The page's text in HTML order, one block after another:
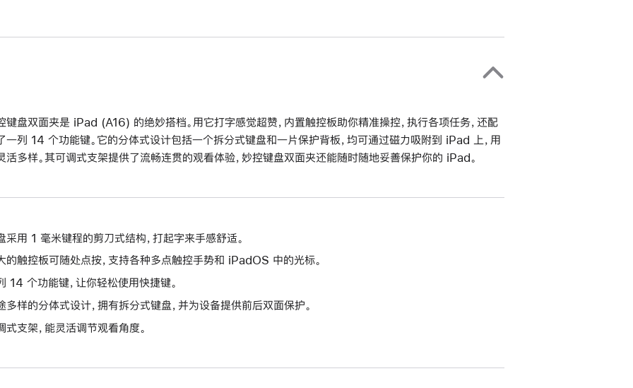
键盘双面夹是 iPad (A16) 的绝妙搭档。用它打字感觉超赞，内置触控板助你精准操控，执行各项任务，还配
一列 14 个功能键。它的分体式设计包括一个拆分式键盘和一片保护背板，均可通过磁力吸附到 iPad 上，用
活多样。其可调式支架提供了流畅连贯的观看体验，妙控键盘双面夹还能随时随地妥善保护你的 iPad。
采用 1 毫米键程的剪刀式结构，打起字来手感舒适。
的触控板可随处点按，支持各种多点触控手势和 iPadOS 中的光标。
14 个功能键，让你轻松使用快捷键。
多样的分体式设计，拥有拆分式键盘，并为设备提供前后双面保护。
式支架，能灵活调节观看角度。